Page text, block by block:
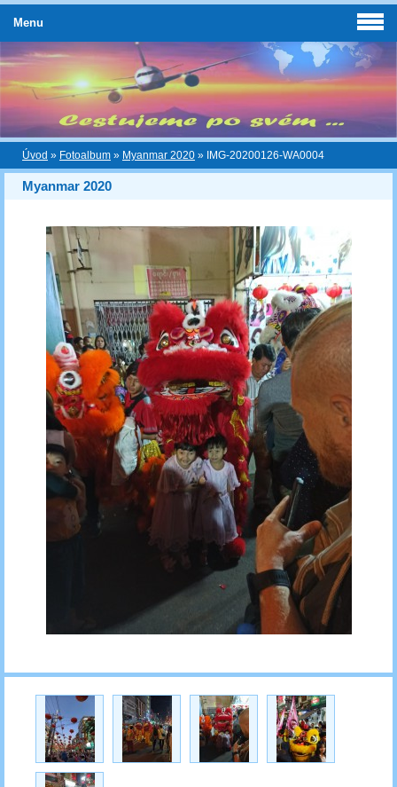
Úvod » Fotoalbum » Myanmar 2020 » IMG-20200126-WA0004
Myanmar 2020
Menu